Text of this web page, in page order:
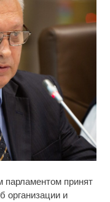
парламентом принят
организации и